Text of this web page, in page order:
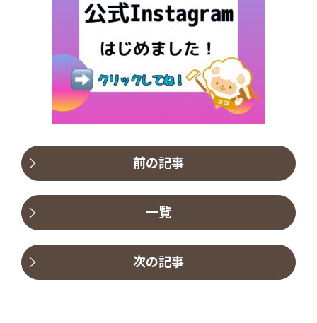
前の記事
一覧
次の記事